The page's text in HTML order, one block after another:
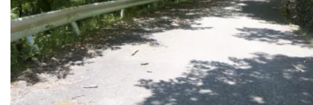
We verbazen ons regelmatig over bomen die zich staande
weten te houden op bijna verticale wanden.